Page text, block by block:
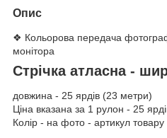
Опис
❖ Кольорова передача
монітора
Стрічка атласна -
довжина - 25 ярдів (23 метри)
Ціна вказана за 1 рулон - 25
Колір - на фото - артикул